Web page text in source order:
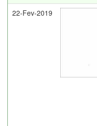
22-Fev-2019